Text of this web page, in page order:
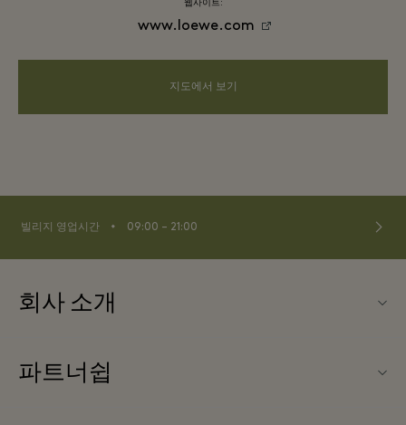
웹사이트:
www.loewe.com
지도에서 보기
빌리지 영업시간 ⬩ 09:00 – 21:00
회사 소개
FAQ
파트너쉽